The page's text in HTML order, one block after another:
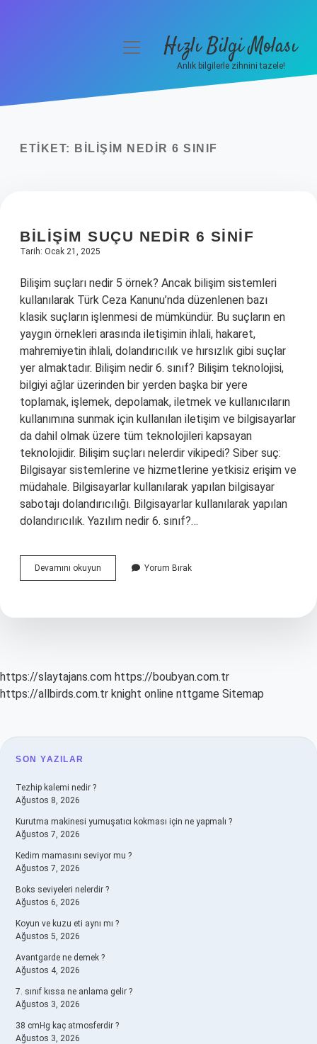
Yasal Uyarı
menüyüHızlı Bilgi Molası
Anlık bilgilerle zihnini tazele!
ETIKET: BILIŞIM NEDIR 6 SINIF
BILIŞIM SUÇU NEDIR 6 SINIF
Tarih: Ocak 21, 2025
Bilişim suçları nedir 5 örnek? Ancak bilişim sistemleri
kullanılarak Türk Ceza Kanunu’nda düzenlenen bazı
klasik suçların işlenmesi de mümkündür. Bu suçların en
yaygın örnekleri arasında iletişimin ihlali, hakaret,
mahremiyetin ihlali, dolandırıcılık ve hırsızlık gibi suçlar
yer almaktadır. Bilişim nedir 6. sınıf? Bilişim teknolojisi,
bilgiyi ağlar üzerinden bir yerden başka bir yere
toplamak, işlemek, depolamak, iletmek ve kullanıcıların
kullanımına sunmak için kullanılan iletişim ve bilgisayarlar
da dahil olmak üzere tüm teknolojileri kapsayan
teknolojidir. Bilişim suçları nelerdir vikipedi? Siber suç:
Bilgisayar sistemlerine ve hizmetlerine yetkisiz erişim ve
müdahale. Bilgisayarlar kullanılarak yapılan bilgisayar
sabotajı dolandırıcılığı. Bilgisayarlar kullanılarak yapılan
dolandırıcılık. Yazılım nedir 6. sınıf?…
Devamını okuyun
Suçu
Sinif
Yorum Bırak
https://slaytajans.com https://boubyan.com.tr
https://allbirds.com.tr knight online nttgame Sitemap
SIDEBAR
SON YAZILAR
Tezhip kalemi nedir ?
Ağustos 8, 2026
Kurutma makinesi yumuşatıcı kokması için ne yapmalı ?
Ağustos 7, 2026
Kedim mamasını seviyor mu ?
Ağustos 7, 2026
Boks seviyeleri nelerdir ?
Ağustos 6, 2026
Koyun ve kuzu eti aynı mı ?
Ağustos 5, 2026
Avantgarde ne demek ?
Ağustos 4, 2026
7. sınıf kıssa ne anlama gelir ?
Ağustos 3, 2026
38 cmHg kaç atmosferdir ?
Ağustos 3, 2026